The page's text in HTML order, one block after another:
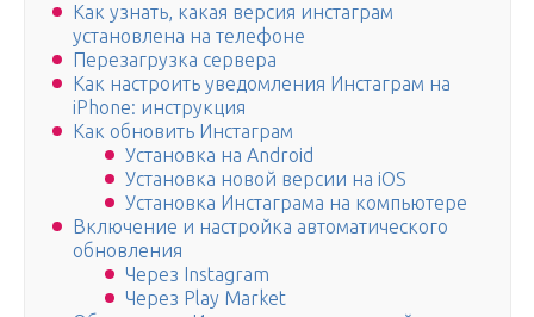
Как узнать, какая версия инстаграм
установлена на телефоне
Перезагрузка сервера
Как настроить уведомления Инстаграм на
iPhone: инструкция
Как обновить Инстаграм
Установка на Android
Установка новой версии на iOS
Установка Инстаграма на компьютере
Включение и настройка автоматического
обновления
Через Instagram
Через Play Market